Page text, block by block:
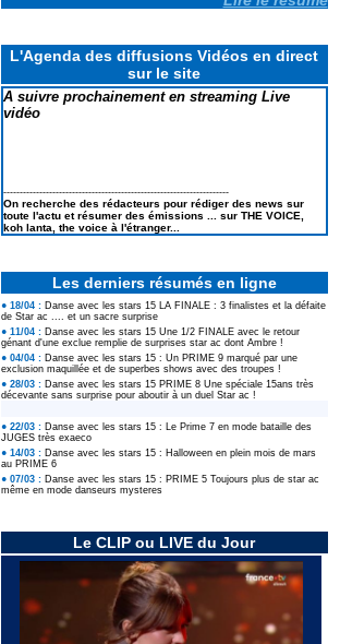
Elodie FREGE de retour à la
chanson : ses lives à LA FETE DE
LA MUSIQUE 2026
L'Agenda des diffusions Vidéos en direct
sur le site
A suivre prochainement en streaming Live
vidéo
---------------------------------------------------------------------
On recherche des rédacteurs pour rédiger des news sur
toute l'actu et résumer des émissions ... sur THE VOICE,
koh lanta, the voice à l'étranger...
Les derniers résumés en ligne
● 18/04 : Danse avec les stars 15 LA FINALE : 3 finalistes et la défaite
de Star ac .... et un sacre surprise
● 11/04 : Danse avec les stars 15 Une 1/2 FINALE avec le retour
génant d'une exclue remplie de surprises star ac dont Ambre !
● 04/04 : Danse avec les stars 15 : Un PRIME 9 marqué par une
exclusion maquillée et de superbes shows avec des troupes !
● 28/03 : Danse avec les stars 15 PRIME 8 Une spéciale 15ans très
décevante sans surprise pour aboutir à un duel Star ac !
● 22/03 : Danse avec les stars 15 : Le Prime 7 en mode bataille des
JUGES très exaeco
● 14/03 : Danse avec les stars 15 : Halloween en plein mois de mars
au PRIME 6
● 07/03 : Danse avec les stars 15 : PRIME 5 Toujours plus de star ac
même en mode danseurs mysteres
Le CLIP ou LIVE du Jour